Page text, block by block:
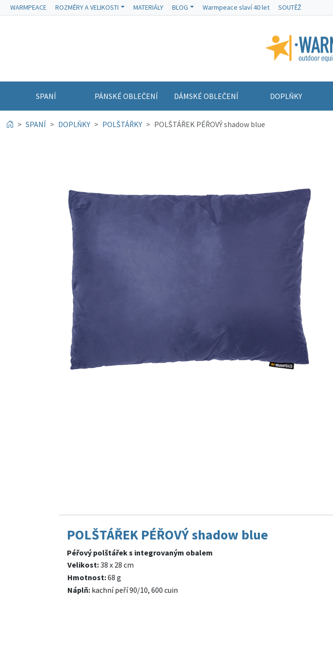
WARMPEACE ROZMĚRY A VELIKOSTI MATERIÁLY BLOG Warmpeace slaví 40 let SOUTĚŽ
Warmpeace
SPANÍ PÁNSKÉ OBLEČENÍ DÁMSKÉ OBLEČENÍ DOPLŇKY
SPANÍ DOPLŇKY POLŠTÁŘKY POLŠTÁŘEK PÉŘOVÝ shadow blue
POLŠTÁŘEK PÉŘOVÝ shadow blue
Péřový polštářek s integrovaným obalem
Velikost:38 x 28 cm
Hmotnost:68 g
Náplň: kachní peří 90/10, 600 cuin